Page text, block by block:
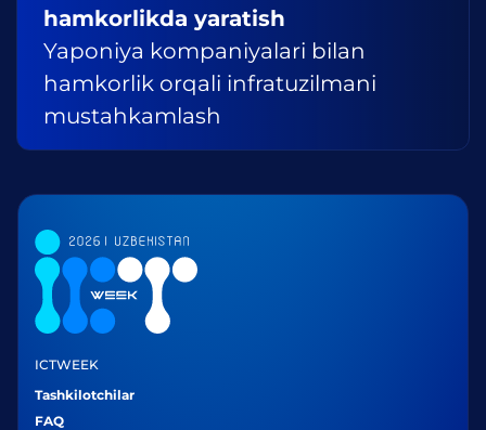
hamkorlikda yaratish
Yaponiya kompaniyalari bilan
hamkorlik orqali infratuzilmani
mustahkamlash
ICTWEEK
Tashkilotchilar
FAQ